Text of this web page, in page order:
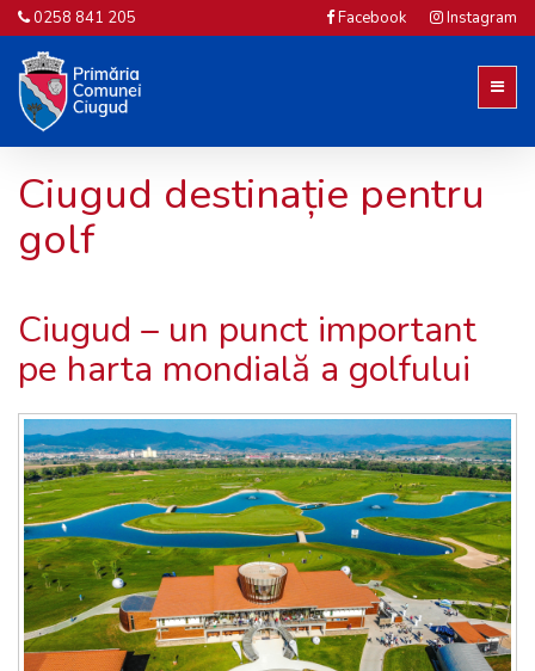
0258 841 205 Facebook Instagram
Ciugud destinație pentru
golf
Ciugud – un punct important
pe harta mondială a golfului